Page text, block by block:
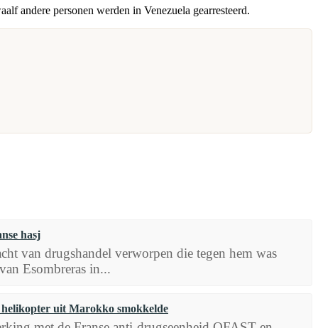
andere personen werden in Venezuela gearresteerd.
hasj
van drugshandel verworpen die tegen hem was
Esombreras in...
uit Marokko smokkelde